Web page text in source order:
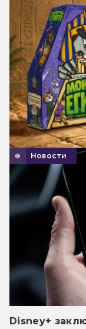
Новости
Disney+